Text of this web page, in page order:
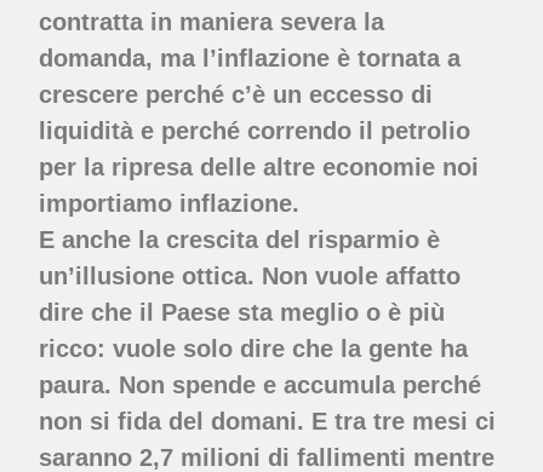
contratta in maniera severa la
domanda, ma l’inflazione è tornata a
crescere perché c’è un eccesso di
liquidità e perché correndo il petrolio
per la ripresa delle altre economie noi
importiamo inflazione.
E anche la crescita del risparmio è
un’illusione ottica. Non vuole affatto
dire che il Paese sta meglio o è più
ricco: vuole solo dire che la gente ha
paura. Non spende e accumula perché
non si fida del domani. E tra tre mesi ci
saranno 2,7 milioni di fallimenti mentre